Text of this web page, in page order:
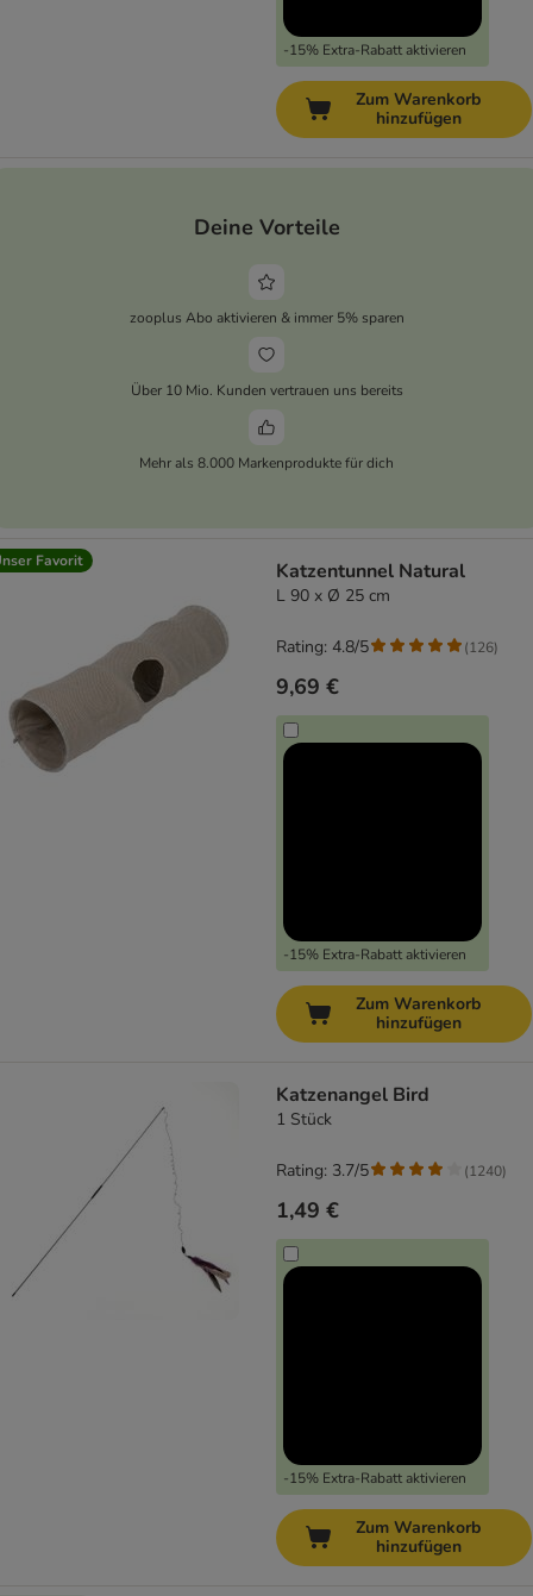
-15% Extra-Rabatt aktivieren
Zum Warenkorb
hinzufügen
Deine Vorteile
zooplus Abo aktivieren & immer 5% sparen
Über 10 Mio. Kunden vertrauen uns bereits
Mehr als 8.000 Markenprodukte für dich
Favorit Katzentunnel Natural
L 90 x Ø 25 cm
9,69 €
-15% Extra-Rabatt aktivieren
Rating: 4.8/5 (126)
Zum Warenkorb
hinzufügen
Katzenangel Bird
1 Stück
1,49 €
-15% Extra-Rabatt aktivieren
Rating: 3.7/5 (1240)
Zum Warenkorb
hinzufügen